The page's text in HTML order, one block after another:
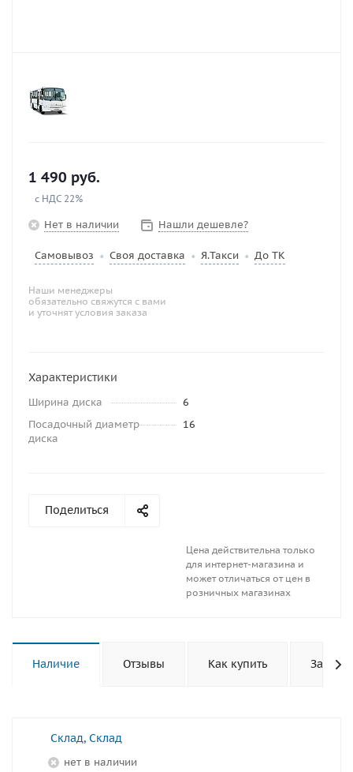
1 490 руб.
с НДС 22%
Нет в наличии Нашли дешевле?
Самовывоз • Своя доставка • Я.Такси • До ТК
Наши менеджеры
обязательно свяжутся с вами
и уточнят условия заказа
Характеристики
Ширина диска
6
Посадочный диаметр
диска
16
Поделиться
Цена действительна только
для интернет-магазина и
может отличаться от цен в
розничных магазинах
Наличие Отзывы Как купить Задать
Склад, Склад
Нет в наличии